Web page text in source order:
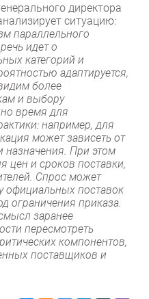
директора
ситуацию:
параллельного
идет о
категорий и
адаптируется,
более
и выбору
время для
например, для
может зависеть от
назначения. При этом
цен и сроков поставки,
Спрос может
официальных поставок
ограничения приказа.
заранее
пересмотреть
компонентов,
поставщиков и